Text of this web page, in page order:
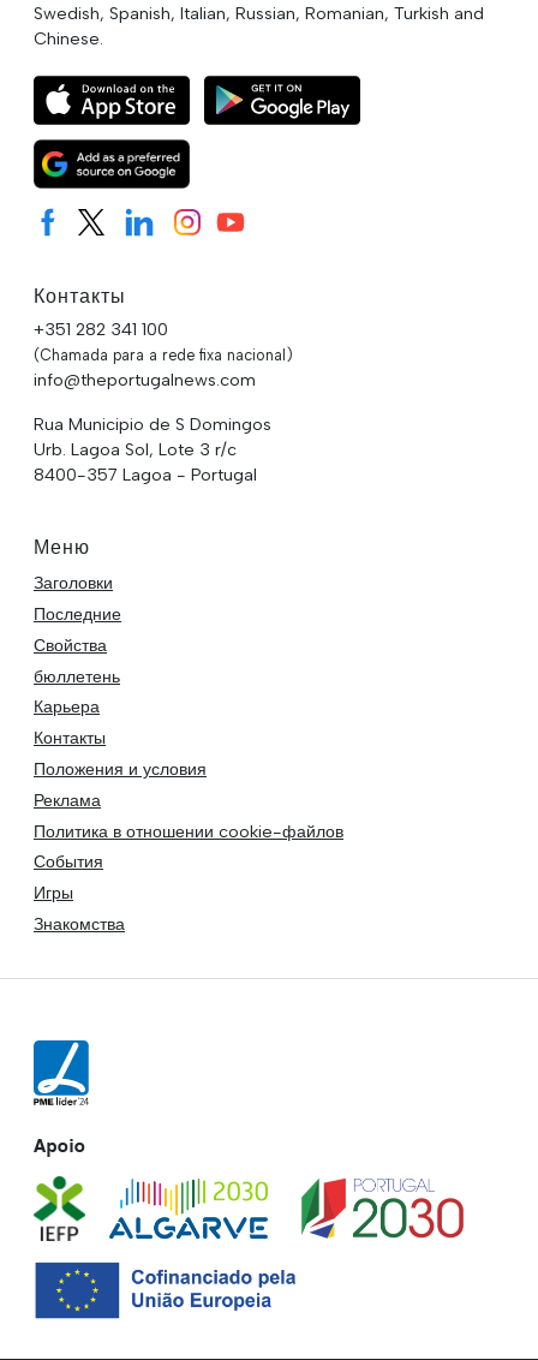
Swedish, Spanish, Italian, Russian, Romanian, Turkish and
Chinese.
Контакты
+351 282 341 100
(Chamada para a rede fixa nacional)
info@theportugalnews.com
Rua Municipio de S Domingos
Urb. Lagoa Sol, Lote 3 r/c
8400-357 Lagoa - Portugal
Меню
Заголовки
Последние
Свойства
бюллетень
Карьера
Контакты
Положения и условия
Реклама
Политика в отношении cookie-файлов
События
Игры
Знакомства
Apoio